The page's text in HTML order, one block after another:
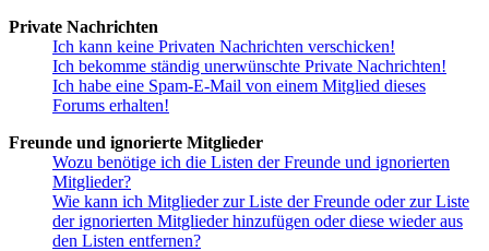
Private Nachrichten
Ich kann keine Privaten Nachrichten verschicken!
Ich bekomme ständig unerwünschte Private Nachrichten!
Ich habe eine Spam-E-Mail von einem Mitglied dieses
Forums erhalten!
Freunde und ignorierte Mitglieder
Wozu benötige ich die Listen der Freunde und ignorierten
Mitglieder?
Wie kann ich Mitglieder zur Liste der Freunde oder zur Liste
der ignorierten Mitglieder hinzufügen oder diese wieder aus
den Listen entfernen?